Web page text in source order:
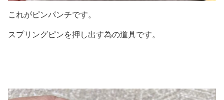
これがピンパンチです。
スプリングピンを押し出す為の道具です。